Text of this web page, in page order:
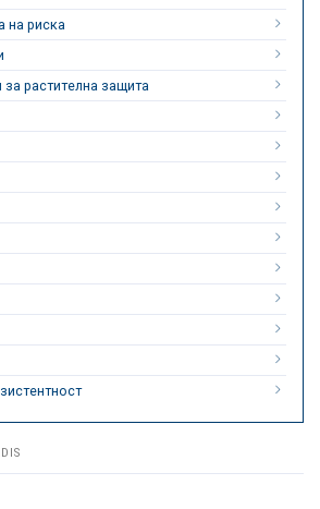
на риска
растителна защита